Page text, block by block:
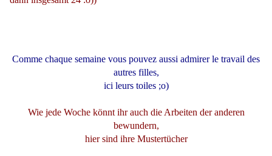
Comme chaque semaine vous pouvez aussi admirer le travail des
autres filles,
ici leurs toiles ;o)
Wie jede Woche könnt ihr auch die Arbeiten der anderen
bewundern,
hier sind ihre Mustertücher